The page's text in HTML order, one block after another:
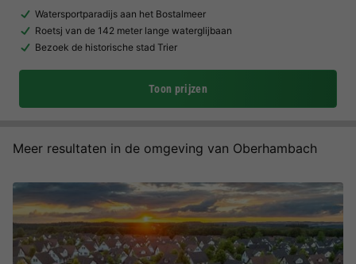
Watersportparadijs aan het Bostalmeer
Roetsj van de 142 meter lange waterglijbaan
Bezoek de historische stad Trier
Toon prijzen
Meer resultaten in de omgeving van Oberhambach